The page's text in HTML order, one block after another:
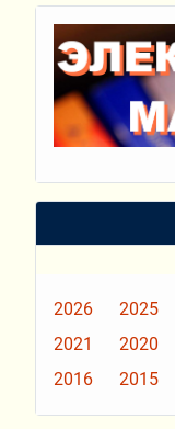
2026 2025
2021
2020
2016
2015